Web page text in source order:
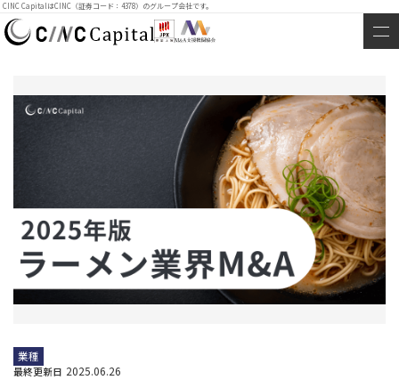
CINC CapitalはCINC（証券コード：4378）のグループ会社です。
業種
最終更新日 2025.06.26